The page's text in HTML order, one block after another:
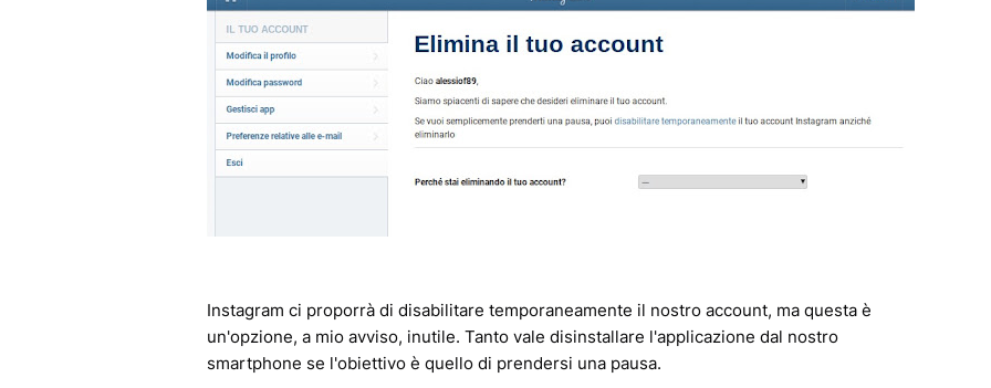
Instagram ci proporrà di disabilitare temporaneamente il nostro account, ma questa è
un'opzione, a mio avviso, inutile. Tanto vale disinstallare l'applicazione dal nostro
smartphone se l'obiettivo è quello di prendersi una pausa.